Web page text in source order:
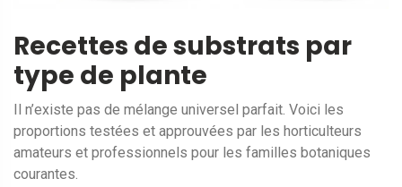
Recettes de substrats par
type de plante
Il n’existe pas de mélange universel parfait. Voici les
proportions testées et approuvées par les horticulteurs
amateurs et professionnels pour les familles botaniques
courantes.